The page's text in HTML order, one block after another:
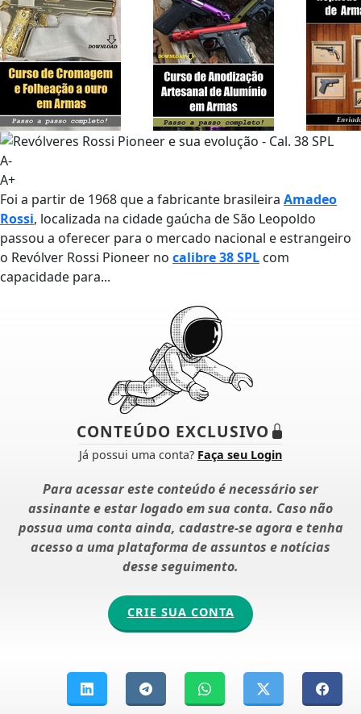
A-
A+
Foi a partir de 1968 que a fabricante brasileira Amadeo
Rossi, localizada na cidade gaúcha de São Leopoldo
passou a oferecer para o mercado nacional e estrangeiro
o Revólver Rossi Pioneer no calibre 38 SPL com
capacidade para...
CONTEÚDO EXCLUSIVO
Já possui uma conta? Faça seu Login
Para acessar este conteúdo é necessário ser
assinante e estar logado em sua conta. Caso não
possua uma conta ainda, cadastre-se agora e tenha
acesso a uma plataforma de assuntos e notícias
desse seguimento.
CRIE SUA CONTA